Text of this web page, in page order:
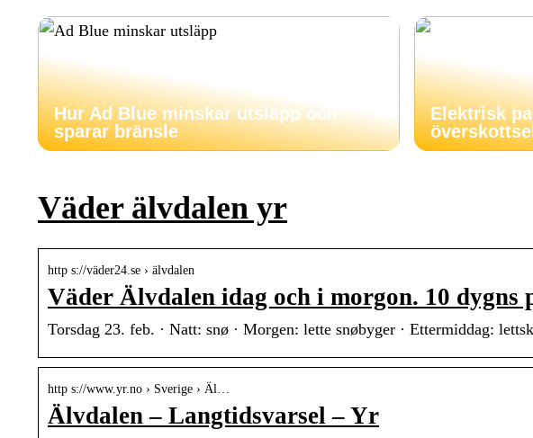
Hur Ad Blue minskar utsläpp och
sparar bränsle
Elektrisk
Väder älvdalen yr
http s://väder24.se › älvdalen
Väder Älvdalen idag och i morgon. 10
Torsdag 23. feb. · Natt: snø · Morgen: lette snøbyger · Ettermiddag:
http s://www.yr.no › Sverige › Äl…
Älvdalen – Langtidsvarsel – Yr